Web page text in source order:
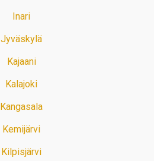
Inari
Jyväskylä
Kajaani
Kalajoki
Kangasala
Kemijärvi
Kilpisjärvi